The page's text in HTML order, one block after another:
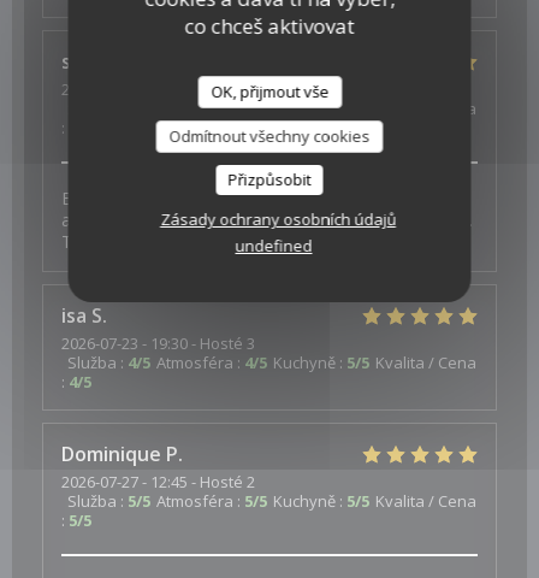
co chceš aktivovat
OK, přijmout vše
Odmítnout všechny cookies
Přizpůsobit
Zásady ochrany osobních údajů
undefined
s
2026-07-26
- 19:30 - Hosté 4
Atmosféra:5/5 Kuchyně:
Kvalita / Cena
:
Excellent experience with fantastic vegan options -
and a thoughtful surprise to celebrate a birthday too.
Thank you for the wonderful food and service.
isa S
2026-07-23 - 19:30 - Hosté 3
Služba : 4/5 Atmosféra : 4/5 Kuchyně : 5/5 Kvalita / Cena
: 4/5
Dominique P
2026-07-27- 12:45 - Hosté 2
Služba : 5/5 Atmosféra : 5/5 Kuchyně : 5/5 Kvalita / Cena
: 5/5